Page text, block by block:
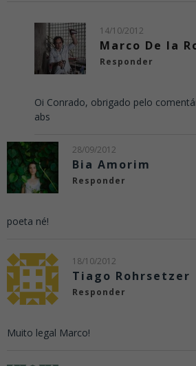
14/10/2012
Marco De la
Responder
Oi Conrado, obrigado pelo
abs
28/09/2012
Bia Amorim
Responder
poeta né!
18/10/2012
Tiago Rohrsetzer
Responder
Muito legal Marco!